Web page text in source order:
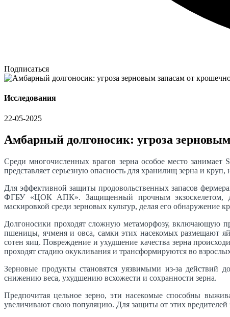
Подписаться
Исследования
22-05-2025
Амбарный долгоносик: угроза
Среди многочисленных врагов зерна особое место
представляет серьезную опасность для хранилищ зерна и
Для эффективной защиты продовольственных запасов
ФГБУ «ЦОК АПК». Защищенный прочным экзоскелетом,
маскировкой среди зерновых культур, делая его обнаружение
Долгоносики проходят сложную метаморфозу, включающую
пшеницы, ячменя и овса, самки этих насекомых размещают
сотен яиц. Повреждение и ухудшение качества зерна
проходят стадию окукливания и трансформируются во
Зерновые продукты становятся уязвимыми из-за действий
снижению веса, ухудшению всхожести и сохранности зерна.
Предпочитая цельное зерно, эти насекомые способны
увеличивают свою популяцию. Для защиты от этих